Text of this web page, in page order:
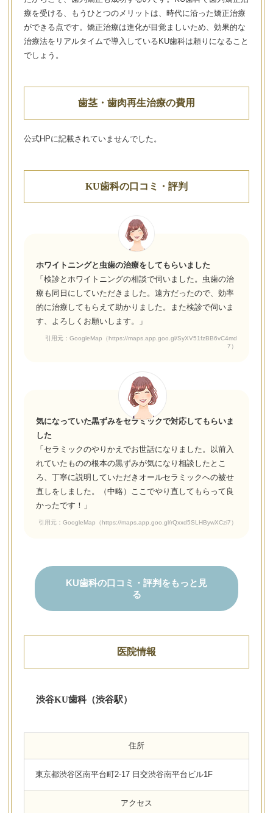
療を受ける、もうひとつのメリットは、時代に沿った矯正治療
ができる点です。矯正治療は進化が目覚ましいため、効果的な
治療法をリアルタイムで導入しているKU歯科は頼りになること
でしょう。
歯茎・歯肉再生治療の費用
公式HPに記載されていませんでした。
KU歯科の口コミ・評判
ホワイトニングと虫歯の治療をしてもらいました
「検診とホワイトニングの相談で伺いました。虫歯の治
療も同日にしていただきました。遠方だったので、効率
的に治療してもらえて助かりました。また検診で伺いま
す、よろしくお願いします。」
引用元：GoogleMap（https://maps.app.goo.gl/SyXV51fzBB6vC4md
7）
気になっていた黒ずみをセラミックで対応してもらいま
した
「セラミックのやりかえでお世話になりました。以前入
れていたものの根本の黒ずみが気になり相談したとこ
ろ、丁寧に説明していただきオールセラミックへの被せ
直しをしました。（中略）ここでやり直してもらって良
かったです！」
引用元：GoogleMap（https://maps.app.goo.gl/rQxxd5SLHBywXCzi7）
KU歯科の口コミ・評判をもっと見
る
医院情報
渋谷KU歯科（渋谷駅）
住所
東京都渋谷区南平台町2-17 日交渋谷南平台ビル1F
アクセス